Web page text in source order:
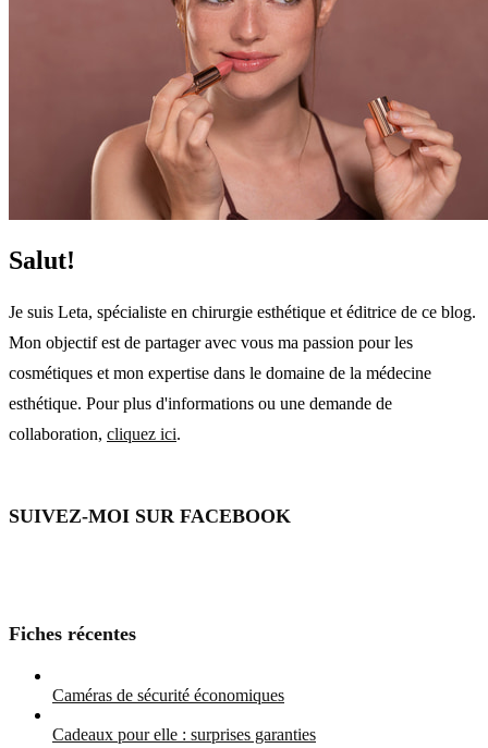
Salut!
Je suis Leta, spécialiste en chirurgie esthétique et éditrice de ce blog.
Mon objectif est de partager avec vous ma passion pour les
cosmétiques et mon expertise dans le domaine de la médecine
esthétique. Pour plus d'informations ou une demande de
collaboration, cliquez ici.
SUIVEZ-MOI SUR FACEBOOK
Fiches récentes
Caméras de sécurité économiques
Cadeaux pour elle : surprises garanties